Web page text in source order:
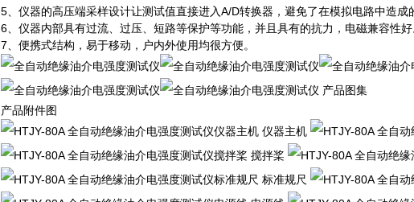
5、仪器的高压端采样设计让测试值直接进入A/D转换器，避免了在模拟电路中造成
6、仪器内部具有过流、过压、短路等保护等功能，并且具有的抗力，电磁兼容性好
7、便携式结构，易于移动，户内外使用均很方便。
产品图集
产品附件图
仪器主机
搅拌桨
标准规尺